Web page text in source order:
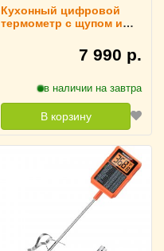
Кухонный цифровой
термометр с щупом и
ThermoPro, TP6227 990 р.
в наличии на завтра
В корзину